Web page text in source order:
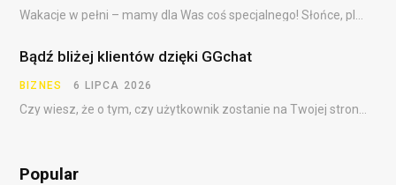
Bądź bliżej klientów dzięki GGchat
BIZNES 6 LIPCA 2026
Popular